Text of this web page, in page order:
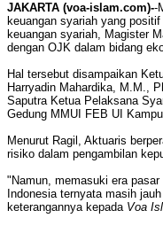
JAKARTA (voa-islam.com)--
keuangan syariah yang
keuangan syariah, Magister
dengan OJK dalam bidang
Hal tersebut disampaikan
Harryadin Mahardika, M.M.,
Saputra Ketua Pelaksana
Gedung MMUI FEB UI
Menurut Ragil, Aktuaris
risiko dalam pengambilan
"Namun, memasuki era
Indonesia ternyata masih
keterangannya kepada Voa